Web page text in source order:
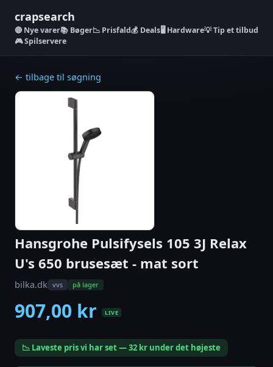
crapsearch
Nye varer📚 Bøger📉 Prisfald💰 Deals🖥️ Hardware💡 Tip et tilbud
🎮 Spilservere
← tilbage til søgning
Hansgrohe Pulsifysels 105 3J Relax
U's 650 brusesæt - mat sort
bilka.dk vvs på lager
907,00 kr LIVE
📉 Laveste pris vi har set — 32 kr under det højeste